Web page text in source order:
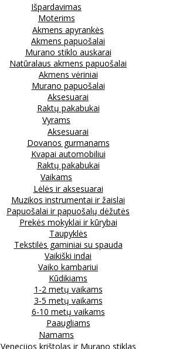
Išpardavimas
Moterims
Akmens apyrankės
Akmens papuošalai
Murano stiklo auskarai
Natūralaus akmens papuošalai
Akmens vėriniai
Murano papuošalai
Aksesuarai
Raktų pakabukai
Vyrams
Aksesuarai
Dovanos gurmanams
Kvapai automobiliui
Raktų pakabukai
Vaikams
Lėlės ir aksesuarai
Muzikos instrumentai ir žaislai
Papuošalai ir papuošalų dėžutės
Prekės mokyklai ir kūrybai
Taupyklės
Tekstilės gaminiai su spauda
Vaikiški indai
Vaiko kambariui
Kūdikiams
1-2 metų vaikams
3-5 metų vaikams
6-10 metų vaikams
Paaugliams
Namams
Venecijos krištolas ir Murano stiklas